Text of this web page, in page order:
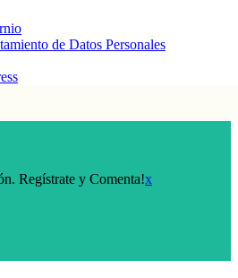
de Datos Personales
Regístrate y Comenta!x